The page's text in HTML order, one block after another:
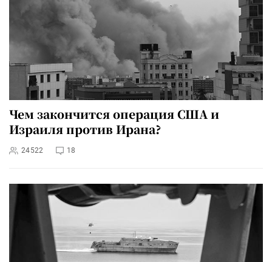
Чем закончится операция США и
Израиля против Ирана?
24522 18